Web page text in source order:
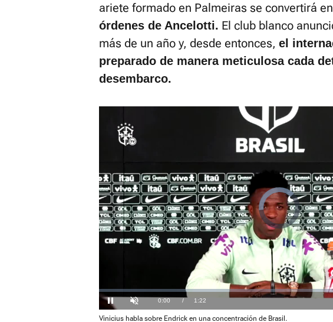
ariete formado en Palmeiras se convertirá en
órdenes de Ancelotti. El club blanco
más de un año y, desde entonces, el
preparado de manera meticulosa cada
desembarco.
Video
Player
is
loading.
Pausa Unmute Current
Time
0:00 / Duration
1:22
Loaded:
7.11%
Vinicius habla sobre Endrick en una concentración de Brasil.